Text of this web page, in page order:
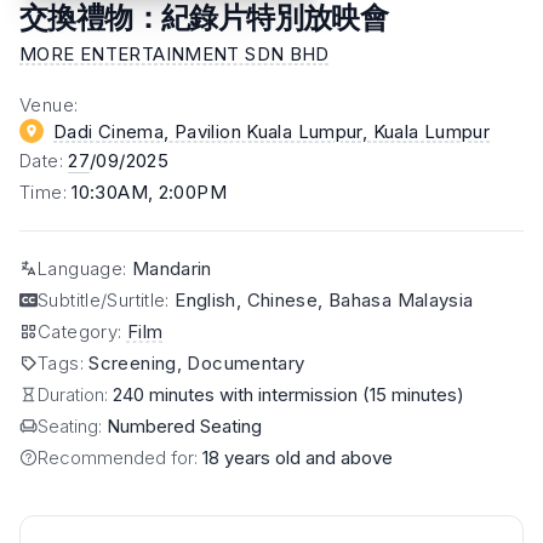
交換禮物：紀錄片特別放映會
MORE ENTERTAINMENT SDN BHD
Venue:
Dadi Cinema, Pavilion Kuala Lumpur, Kuala Lumpur
Date:27/09/2025
Time:10:30AM, 2:00PM
Language: Mandarin
Subtitle/Surtitle: English, Chinese, Bahasa Malaysia
Category: Film
Tags:Screening, Documentary
Duration: 240 minutes with intermission (15 minutes)
Seating: Numbered Seating
Recommended for: 18 years old and above